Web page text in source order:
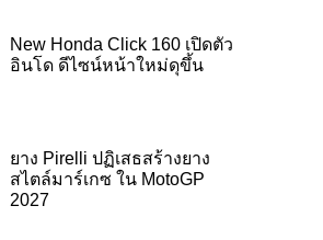
New Honda Click 160 เปิดตัว
อินโด ดีไซน์หน้าใหม่ดุขึ้น
ยาง Pirelli ปฏิเสธสร้างยาง
สไตล์มาร์เกซ ใน MotoGP
2027